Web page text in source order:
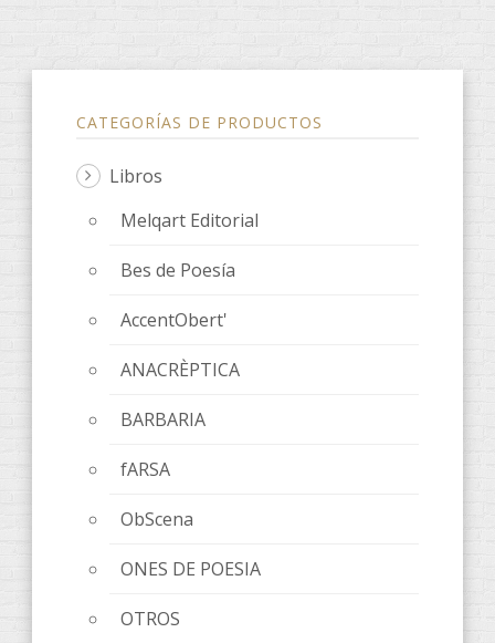
CATEGORÍAS DE PRODUCTOS
Libros
Melqart Editorial
Bes de Poesía
AccentObert'
ANACRÈPTICA
BARBARIA
fARSA
ObScena
ONES DE POESIA
OTROS